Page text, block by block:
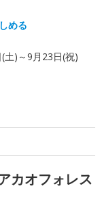
める
土)～9月23日(祝)
カオフォレス